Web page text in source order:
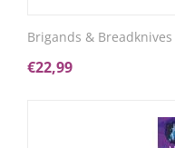
Brigands &
€22,99